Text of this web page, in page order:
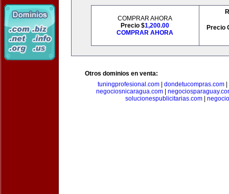
COMPRAR AHORA
Precio $1,200.00
COMPRAR AHORA
Precio
Otros dominios en venta:
tuningprofesional.com| dondetucompras.com|
negociosnicaragua.com
solucionespublicitarias.com|